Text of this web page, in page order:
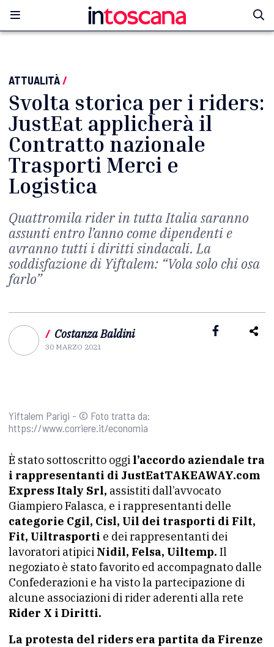
ATTUALITÀ/
Svolta storica per i riders:
JustEat applicherà il
Contratto nazionale
Trasporti Merci e
Logistica
Quattromila rider in tutta Italia saranno
assunti entro l’anno come dipendenti e
avranno tutti i diritti sindacali. La
soddisfazione di Yiftalem: “Vola solo chi osa
farlo”
/ Costanza Baldini
30 MARZO 2021
Yiftalem Parigi - © Foto tratta da:
https://www.corriere.it/economia
È stato sottoscritto oggi l’accordo aziendale tra
i rappresentanti di JustEatTAKEAWAY.com
Express Italy Srl, assistiti dall’avvocato
Giampiero Falasca, e i rappresentanti delle
categorie Cgil, Cisl, Uil dei trasporti di Filt,
Fit, Uiltrasporti e dei rappresentanti dei
lavoratori atipici Nidil, Felsa, Uiltemp. Il
negoziato è stato favorito ed accompagnato dalle
Confederazioni e ha visto la partecipazione di
alcune associazioni di rider aderenti alla rete
Rider X i Diritti.
La protesta del riders era partita da Firenze